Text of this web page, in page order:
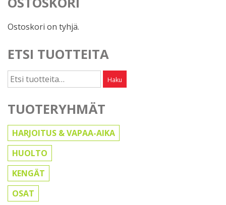
Ostoskori on tyhjä.
ETSI TUOTTEITA
Etsi: Haku
TUOTERYHMÄT
HARJOITUS & VAPAA-AIKA
HUOLTO
KENGÄT
OSAT